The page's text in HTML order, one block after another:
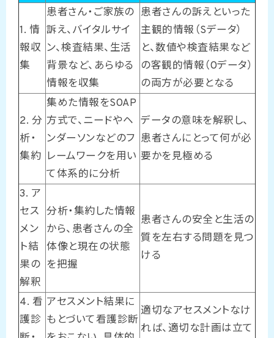
1. 情
報収
集
患者さん・ご家族の
訴え、バイタルサイ
ン、検査結果、生活
背景など、あらゆる
情報を収集
患者さんの訴えといった
主観的情報（Sデータ）
と、数値や検査結果など
の客観的情報（Oデータ）
の両方が必要となる
2. 分
析・
集約
集めた情報をSOAP
方式で、ニードやヘ
ンダーソンなどのフ
レームワークを用い
て体系的に分析
データの意味を解釈し、
患者さんにとって何が必
要かを見極める
3. ア
セス
メン
ト結
果の
解釈
分析・集約した情報
から、患者さんの全
体像と現在の状態
を把握
患者さんの安全と生活の
質を左右する問題を見つ
ける
4. 看
護診
アセスメント結果に
もとづいて看護診断
適切なアセスメントなけ
れば、適切な計画は立て